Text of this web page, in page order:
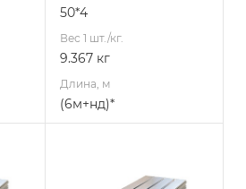
50*4
Вес 1 шт./кг.
9.367 кг
Длина, м
(6м+нд)*